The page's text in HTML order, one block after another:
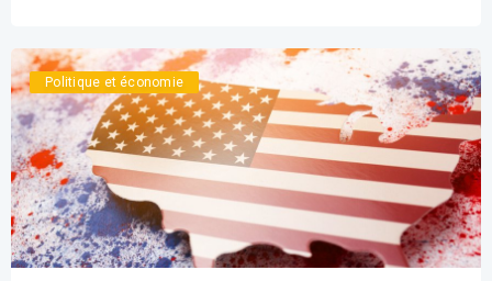
Politique et économie